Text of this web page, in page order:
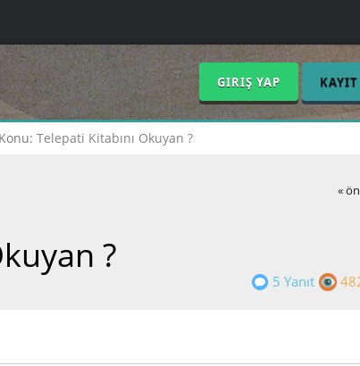
GIRIŞ YAP
Konu: Telepati Kitabını Okuyan ?
«
?
5 Yanıt